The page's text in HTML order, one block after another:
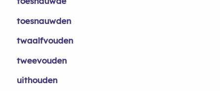
toesnauwden
twaalfvouden
tweevouden
uithouden